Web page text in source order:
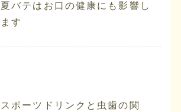
夏バテはお口の健康にも影響し
ます
スポーツドリンクと虫歯の関